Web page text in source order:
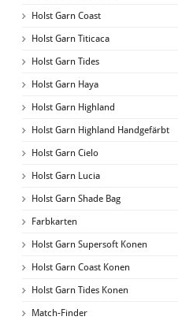
Holst Garn Coast
Holst Garn Titicaca
Holst Garn Tides
Holst Garn Haya
Holst Garn Highland
Holst Garn Highland Handgefärbt
Holst Garn Cielo
Holst Garn Lucia
Holst Garn Shade Bag
Farbkarten
Holst Garn Supersoft Konen
Holst Garn Coast Konen
Holst Garn Tides Konen
Match-Finder